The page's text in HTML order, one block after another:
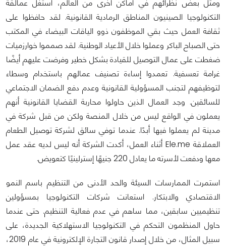
ومثل بعض نظرائهم في أماكن أخرى من العالم، استغل عمالقة
التكنولوجيا الصينيون المناطق الرمادية القانونية. لقد حافظوا على
ثقافة العمل حيث بقي الموظفون ذوو الياقات البيضاء في المكتب
حتى الصباح الباكر وعملوا خلال الأعياد الوطنية. لقد صمموا خوارزميات
ضغطت على عمال التوصيل للقيادة بشكل خطير وفرضت عليهم أيضًا
غرامة تعسفية. تعمدوا إساءة تصنيف عمالهم باستخدام وسطاء
لتوظيفهم لتجنب المسؤولية القانونية وعدم دفع الضمان الاجتماعي
للسائقين. وجد العمال الذين حاولوا محاربة القضايا القانونية أنهم
يعملون في الواقع ليس من خلال المنصة ولكن من قبل شركة في
مدينة لم يعملوا فيها أبدًا. عندما توفي سائق لشركة توصيل الطعام
العملاقة Ele.me أثناء العمل، أكدت الشركة أنه ليس لديه عقد عمل
معها ودفعت لأسرته ما يعادل 220 جنيهًا إسترلينيًا كتعويض.
استمرت الممارسات السيئة والحد الأدنى من التنظيم باسم النمو
الاقتصادي والابتكار. استعانت شركات التكنولوجيا بمسؤولين
تنظيميين سابقين، مما ساهم في عدم فعالية التنظيم. حتى عندما
حاول المنظمون التحكم في التكنولوجيا الاستهلاكية الجديدة، على
سبيل المثال، من خلال إصدار قانون التجارة الإلكترونية في عام 2019،